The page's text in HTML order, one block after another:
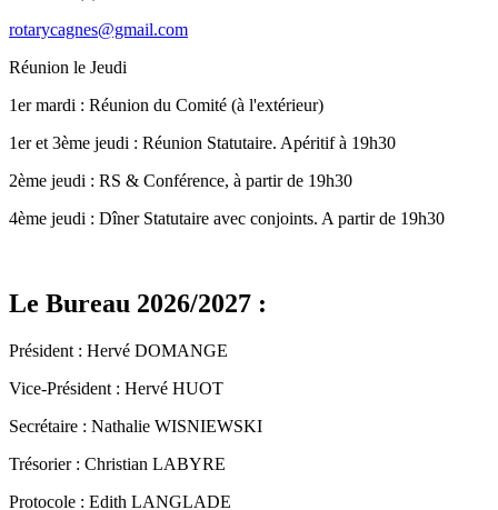
rotarycagnes@gmail.com
Réunion le Jeudi
1er mardi : Réunion du Comité (à l'extérieur)
1er et 3ème jeudi : Réunion Statutaire. Apéritif à 19h30
2ème jeudi : RS & Conférence, à partir de 19h30
4ème jeudi : Dîner Statutaire avec conjoints. A partir de 19h30
Le Bureau 2026/2027 :
Président : Hervé DOMANGE
Vice-Président : Hervé HUOT
Secrétaire : Nathalie WISNIEWSKI
Trésorier : Christian LABYRE
Protocole : Edith LANGLADE